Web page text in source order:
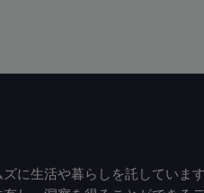
に生活や暮らしを託しています